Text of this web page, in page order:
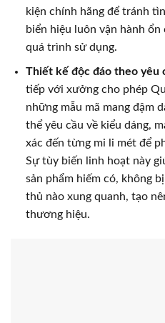
kiện chính hãng để tránh
biển hiệu luôn vận hành
quá trình sử dụng.
Thiết kế độc đáo theo yêu
tiếp với xưởng cho phép
những mẫu mã mang đậm
thể yêu cầu về kiểu dáng,
xác đến từng mi li mét để
Sự tùy biến linh hoạt này
sản phẩm hiếm có, không
thủ nào xung quanh, tạo
thương hiệu.